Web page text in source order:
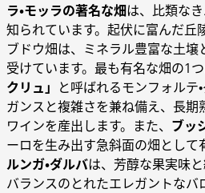
ラ・モッラの著名な畑は、比類な
知られています。起伏に富んだ丘
ブドウ畑は、ミネラル豊富な土壌
受けています。最も有名な畑の1つ
クリュ」 と呼ばれるモンフォルテ
ガンスと複雑さを兼ね備え、長
ワインを産出します。また、 ブッ
ーロを生み出す急斜面の畑として
ルンガ・ダルバは、芳醇な果実味
バランスのとれたエレガントなバ